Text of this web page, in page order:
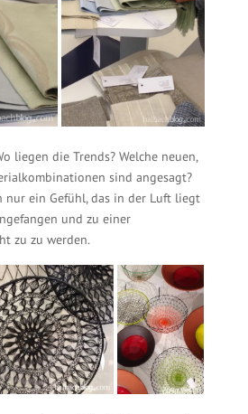
liegen die Trends? Welche neuen,
sind angesagt?
nur ein Gefühl, das in der Luft liegt
und zu einer
zu zu werden.